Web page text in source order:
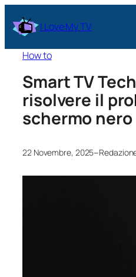
I Love My TV
How to
Smart TV
risolvere il
schermo nero
22 Novembre, 2025–